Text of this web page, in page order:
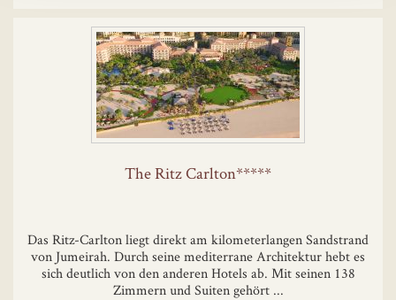
The Ritz Carlton*****
Das Ritz-Carlton liegt direkt am kilometerlangen Sandstrand
von Jumeirah. Durch seine mediterrane Architektur hebt es
sich deutlich von den anderen Hotels ab. Mit seinen 138
Zimmern und Suiten gehört ...